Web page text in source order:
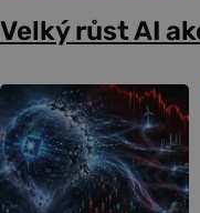
Velký růst AI